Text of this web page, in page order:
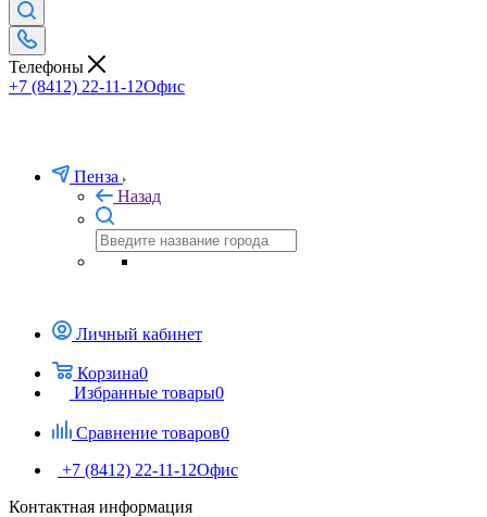
Телефоны
+7 (8412) 22-11-12Офис
Пенза
Назад
Личный кабинет
Корзина0
Избранные товары0
Сравнение товаров0
+7 (8412) 22-11-12Офис
Контактная информация